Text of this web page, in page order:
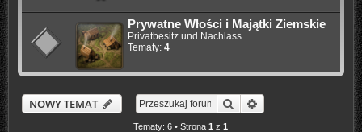
Prywatne Włości i Majątki Ziemskie
Privatbesitz und Nachlass
Tematy: 4
NOWY TEMAT Szukaj Wyszukiwanie
Tematy: 6 • Strona1 z1